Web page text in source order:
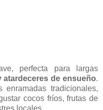
perfecta para largas
de ensueño.
tradicionales,
cocos fríos, frutas de
locales.